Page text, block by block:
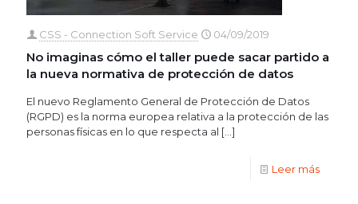
CSS - Connection Soft Service 04/09/2019
No imaginas cómo el taller puede sacar partido a
la nueva normativa de protección de datos
El nuevo Reglamento General de Protección de Datos
(RGPD) es la norma europea relativa a la protección de las
personas físicas en lo que respecta al […]
Leer más